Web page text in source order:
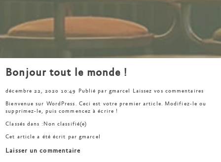
Bonjour tout le monde !
décembre 22, 2020 10:49 Publié par gmarcel
Laissez vos commentaires
Bienvenue sur WordPress. Ceci est votre premier article. Modifiez-le ou
supprimez-le, puis commencez à écrire !
Classés dans : Non classifié(e)
Cet article a été écrit par gmarcel
Laisser un commentaire